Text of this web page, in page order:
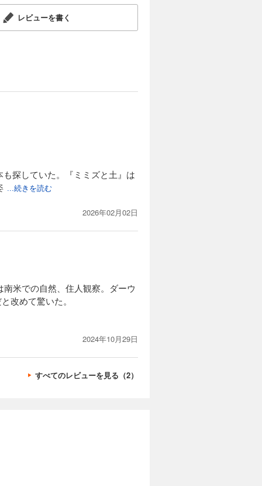
レビューを書く
探していた。『ミミズと土』は
...続きを読む
2026年02月02日
米での自然、住人観察。ダーウ
改めて驚いた。
2024年10月29日
すべてのレビューを見る（2）